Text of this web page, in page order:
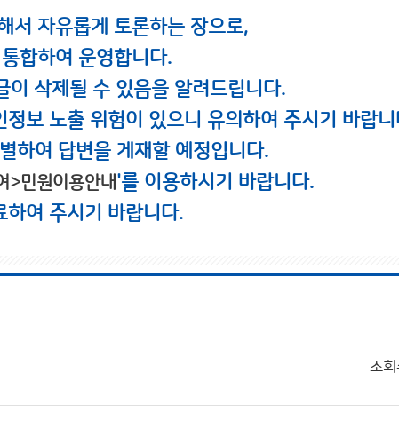
서 자유롭게 토론하는 장으로,
합하여 운영합니다.
이 삭제될 수 있음을 알려드립니다.
보 노출 위험이 있으니 유의하여 주시기 바랍니
하여 답변을 게재할 예정입니다.
>민원이용안내'를 이용하시기 바랍니다.
여 주시기 바랍니다.
조회